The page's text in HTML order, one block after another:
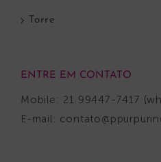
Torre
ENTRE EM CONTATO
Mobile: 21 99447-7417
E-mail: